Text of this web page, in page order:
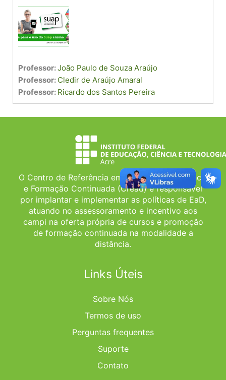
Professor:João Paulo de Souza Araújo
Professor: Cledir de Araújo Amaral
Professor: Ricardo dos Santos Pereira
O Centro de Referência em Educação a Distância
e Formação Continuada (Cread) é responsável
por implantar e implementar as políticas de EaD,
atuando no assessoramento e incentivo aos
campi na oferta própria de cursos e promoção
de formação continuada na modalidade a
distância.
Links Úteis
Sobre Nós
Termos de uso
Perguntas frequentes
Suporte
Contato